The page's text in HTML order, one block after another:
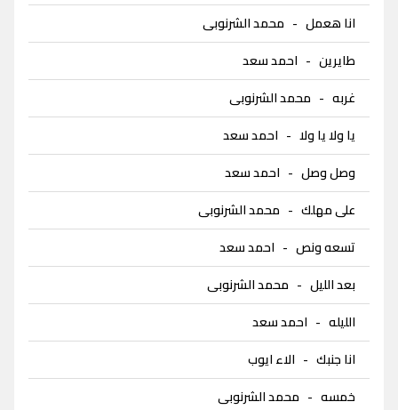
انا هعمل - محمد الشرنوبى
طايرين - احمد سعد
غربه - محمد الشرنوبى
يا ولا يا ولا - احمد سعد
وصل وصل - احمد سعد
على مهلك - محمد الشرنوبى
تسعه ونص - احمد سعد
بعد الليل - محمد الشرنوبى
الليله - احمد سعد
انا جنبك - الاء ايوب
خمسه - محمد الشرنوبى